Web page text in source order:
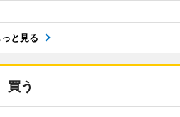
っと見る
買う